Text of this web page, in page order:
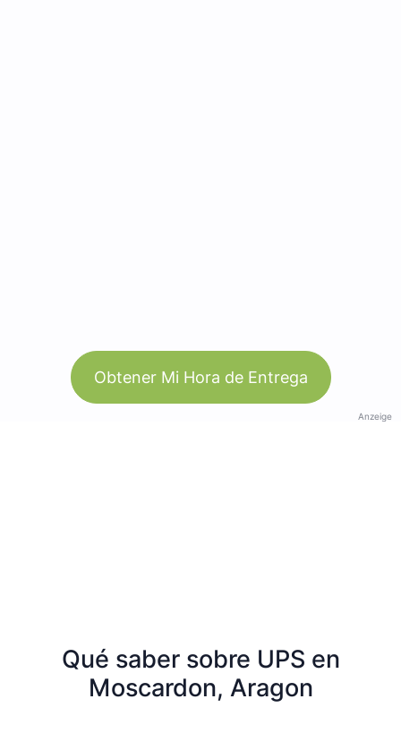
Obtener Mi Hora de Entrega
Anzeige
Qué saber sobre UPS en
Moscardon, Aragon